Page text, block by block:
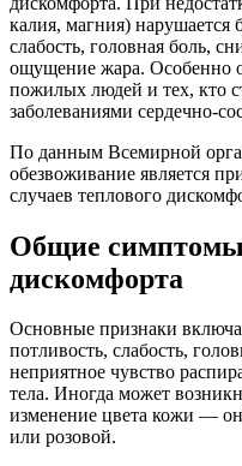
калия, магния) нарушается
слабость, головная боль,
ощущение жара. Особенно
пожилых людей и тех, кто
заболеваниями сердечно-
По данным Всемирной
обезвоживание является
случаев теплового
Общие симптомы
дискомфорта
Основные признаки
потливость, слабость,
неприятное чувство
тела. Иногда может
изменение цвета кожи —
или розовой.